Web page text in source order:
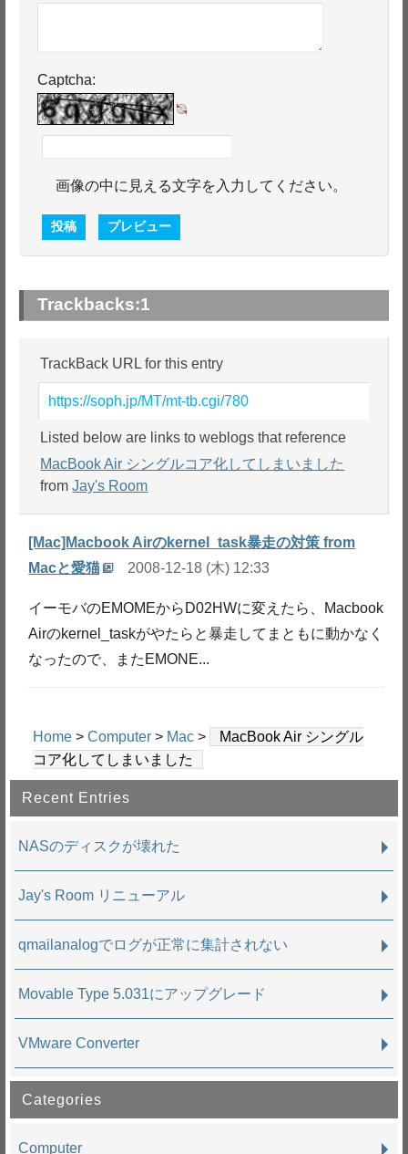
Captcha:
画像の中に見える文字を入力してください。
Trackbacks:1
TrackBack URL for this entry
https://soph.jp/MT/mt-tb.cgi/780
Listed below are links to weblogs that reference
MacBook Air シングルコア化してしまいました
fromJay's Room
[Mac]Macbook Airのkernel_task暴走の対策 from
Macと愛猫
2008-12-18 (木) 12:33
イーモバのEMOMEからD02HWに変えたら、Macbook
Airのkernel_taskがやたらと暴走してまともに動かなく
なったので、またEMONE...
Home >Computer > Mac >
MacBook Air シングル
コア化してしまいました
Recent Entries
NASのディスクが壊れた
Jay's Room リニューアル
qmailanalogでログが正常に集計されない
Movable Type 5.031にアップグレード
VMware Converter
Categories
Computer